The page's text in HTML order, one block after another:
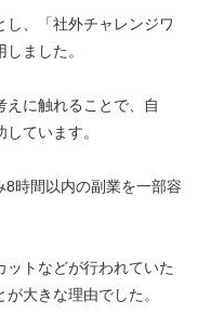
し、「社外チャレンジワ
ました。
えに触れることで、自
ています。
時間以内の副業を一部容
ットなどが行われていた
大きな理由でした。